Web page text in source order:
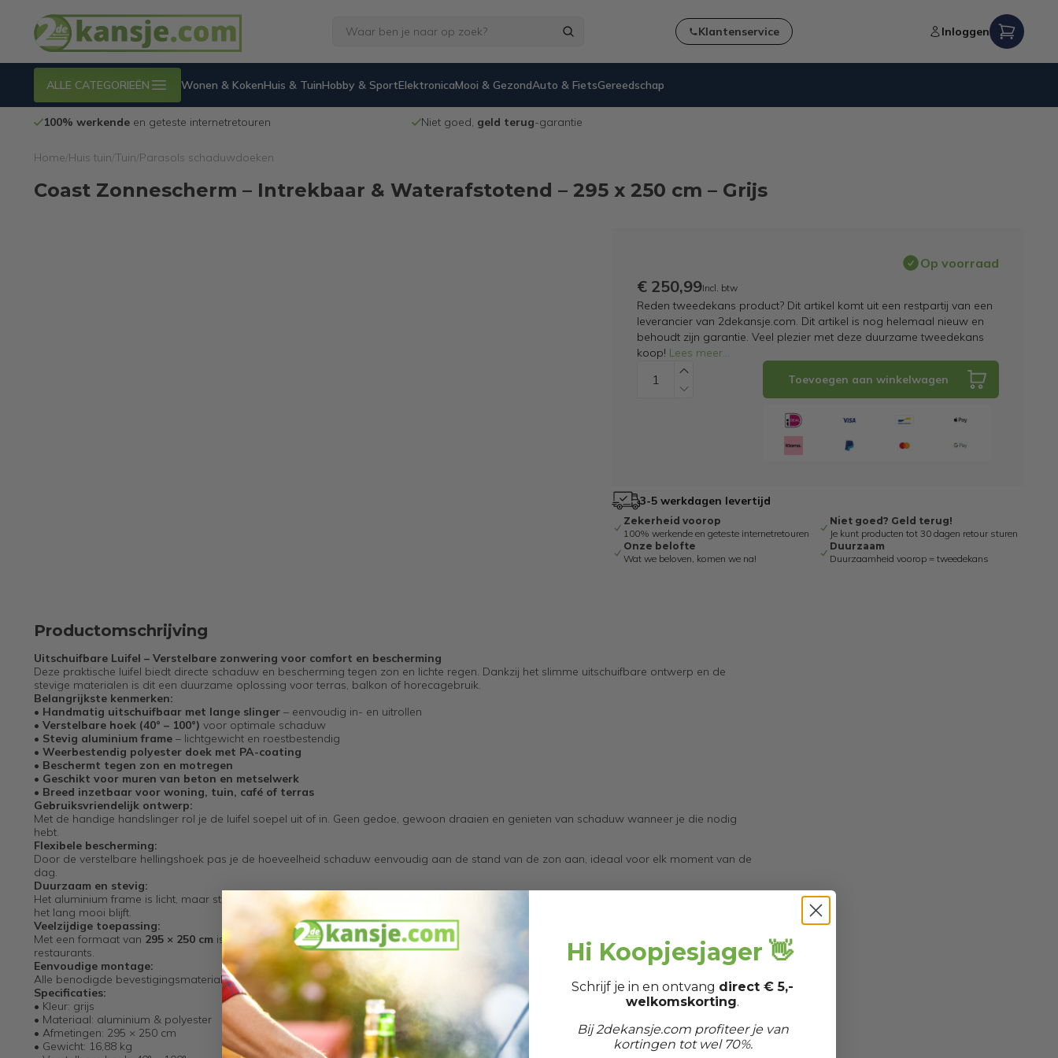
Klantenservice Inloggen
ALLE CATEGORIEËN Wonen & KokenHuis & TuinHobby & SportElektronicaMooi & GezondAuto & FietsGereedschap
100% werkendeen geteste internetretouren Niet goed, geld terug-garantie
Home Huis tuin Tuin Parasols schaduwdoeken
Coast Zonnescherm – Intrekbaar & Waterafstotend – 295 x 250 cm – Grijs
Op voorraad
€ 250,99Incl. btw
Reden tweedekans product? Dit artikel komt uit een restpartij van een
leverancier van 2dekansje.com. Dit artikel is nog helemaal nieuw en
behoudt zijn garantie. Veel plezier met deze duurzame tweedekans
koop! Lees meer...
Toevoegen aan winkelwagen
3-5 werkdagen levertijd
Zekerheid voorop
100% werkende en geteste internetretouren
Niet goed? Geld terug!
Je kunt producten tot 30 dagen retour sturen
Onze belofte
Wat we beloven, komen we na!
Duurzaam
Duurzaamheid voorop = tweedekans
Productomschrijving
Uitschuifbare Luifel – Verstelbare zonwering voor comfort en bescherming
Deze praktische luifel biedt directe schaduw en bescherming tegen zon en lichte regen. Dankzij het slimme uitschuifbare ontwerp en de
stevige materialen is dit een duurzame oplossing voor terras, balkon of horecagebruik.
Belangrijkste kenmerken:
• Handmatig uitschuifbaar met lange slinger – eenvoudig in- en uitrollen
• Verstelbare hoek (40° – 100°) voor optimale schaduw
• Stevig aluminium frame – lichtgewicht en roestbestendig
• Weerbestendig polyester doek met PA-coating
• Beschermt tegen zon en motregen
• Geschikt voor muren van beton en metselwerk
• Breed inzetbaar voor woning, tuin, café of terras
Gebruiksvriendelijk ontwerp:
Met de handige handslinger rol je de luifel soepel uit of in. Geen gedoe, gewoon draaien en genieten van schaduw wanneer je die nodig
hebt.
Flexibele bescherming:
Door de verstelbare hellingshoek pas je de hoeveelheid schaduw eenvoudig aan de stand van de zon aan, ideaal voor elk moment van de
dag.
Duurzaam en stevig:
Het aluminium frame is licht, maar sterk genoeg om wind en dagelijks gebruik te weerstaan. Het doek is water- en zonwerend, waardoor
het lang mooi blijft.
Veelzijdige toepassing:
Met een formaat van 295 × 250 cm is deze luifel geschikt voor ramen, balkons, terrassen en zelfs commerciële buitenruimtes zoals cafés en
restaurants.
Eenvoudige montage:
Alle benodigde bevestigingsmaterialen en een duidelijke handleiding worden meegeleverd, zodat je de luifel snel kunt installeren.
Specificaties:
• Kleur: grijs
• Materiaal: aluminium & polyester
• Afmetingen: 295 × 250 cm
• Gewicht: 16,88 kg
Hi Koopjesjager 👋
Schrijf je in en ontvang direct € 5,-
welkomskorting.
Bij 2dekansje.com profiteer je van
kortingen tot wel 70%.